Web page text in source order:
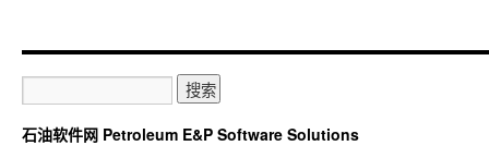
石油软件网 Petroleum E&P Software Solutions